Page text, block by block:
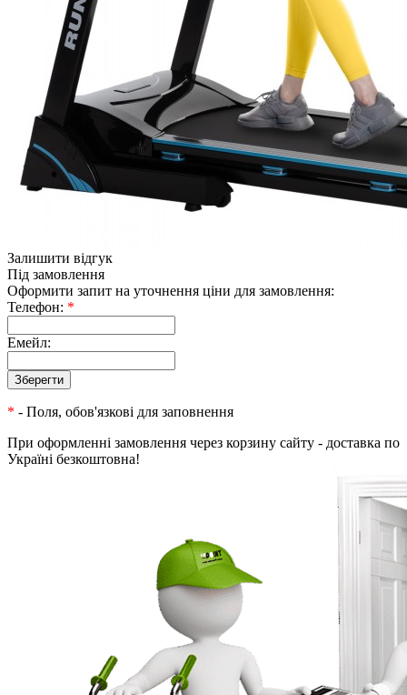
Залишити відгук
Під замовлення
Оформити запит на уточнення ціни для замовлення:
Телефон: *
Емейл:
* - Поля, обов'язкові для заповнення
При оформленні замовлення через корзину сайту - доставка по
Україні безкоштовна!